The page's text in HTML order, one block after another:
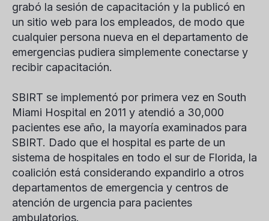
grabó la sesión de capacitación y la publicó en
un sitio web para los empleados, de modo que
cualquier persona nueva en el departamento de
emergencias pudiera simplemente conectarse y
recibir capacitación.
SBIRT se implementó por primera vez en South
Miami Hospital en 2011 y atendió a 30,000
pacientes ese año, la mayoría examinados para
SBIRT. Dado que el hospital es parte de un
sistema de hospitales en todo el sur de Florida, la
coalición está considerando expandirlo a otros
departamentos de emergencia y centros de
atención de urgencia para pacientes
ambulatorios.